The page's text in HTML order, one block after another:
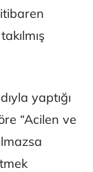
yaptığı
“Acilen ve